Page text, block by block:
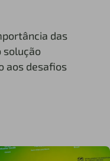
das
solução
aos desafios